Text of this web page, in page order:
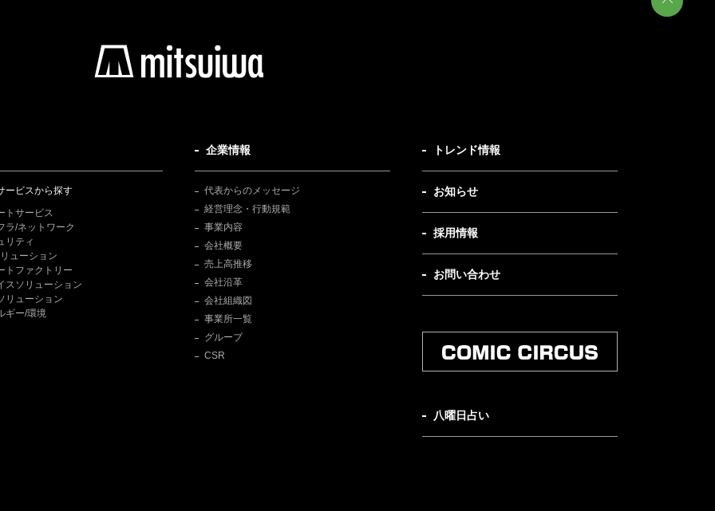
ービスから探す
トサービス
ラ/ネットワーク
リティ
ューション
トファクトリー
スソリューション
リューション
ギー/環境
企業情報
代表からのメッセージ
経営理念・行動規範
事業内容
会社概要
売上高推移
会社沿革
会社組織図
事業所一覧
グループ
CSR
トレンド情報
お知らせ
採用情報
お問い合わせ
八曜日占い